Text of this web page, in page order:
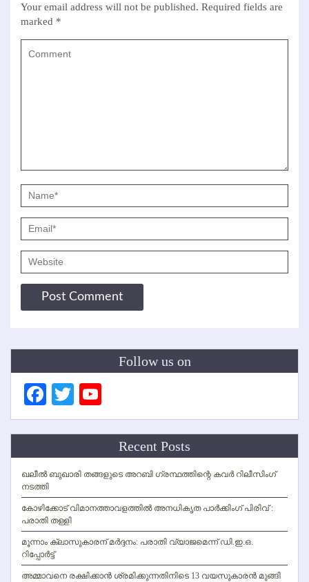
Your email address will not be published. Required fields are
marked *
Follow us on
Facebook
Twitter
Channel
Recent Posts
ഖലീല്‍ ബുഖാരി തങ്ങളുടെ അറബി ഗ്രന്ഥത്തിന്റെ കവര്‍ റിലീസിംഗ്
നടത്തി
കോഴിക്കോട് വിമാനത്താവളത്തില്‍ അനധികൃത പാര്‍ക്കിംഗ് പിരിവ് :
പരാതി തള്ളി
മൂന്നാം ക്ലാസുകാരന് മര്‍ദ്ദനം: പരാതി വ്യാജമെന്ന് ഡി.ഇ.ഒ.
റിപ്പോര്‍ട്ട്
അമ്മാവനെ രക്ഷിക്കാന്‍ ശ്രമിക്കുന്നതിനിടെ 13 വയസുകാരന്‍ മുങ്ങി